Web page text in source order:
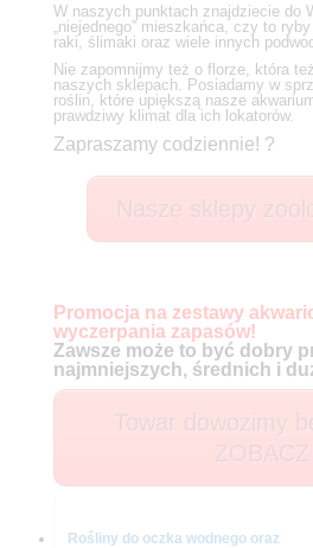
W naszych punktach znajdziecie do
„niejednego” mieszkańca, czy to
raki, ślimaki oraz wiele innych
Nie zapomnijmy też o florze, która
naszych sklepach. Posiadamy w
roślin, które upiększą nasze
prawdziwy klimat dla ich lokatorów.
Zapraszamy codziennie! ?
Promocja na zestawy
wyczerpania zapasów!
Zawsze może to być dobry
najmniejszych, średnich i
Rośliny do oczka wodnego oraz